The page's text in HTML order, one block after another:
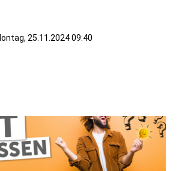
25.11.2024 09:40